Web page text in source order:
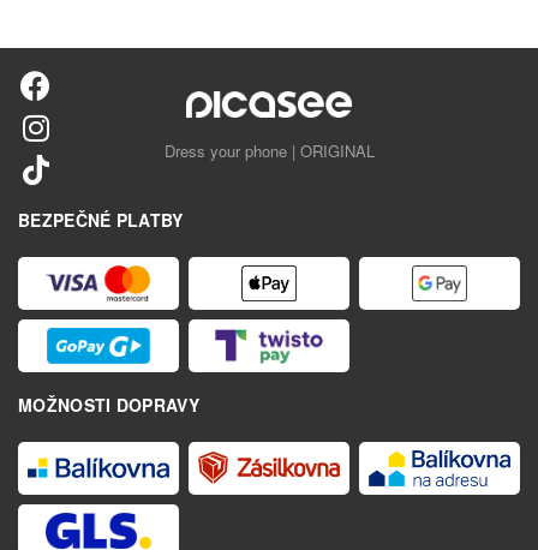
Dress your phone | ORIGINAL
BEZPEČNÉ PLATBY
MOŽNOSTI DOPRAVY